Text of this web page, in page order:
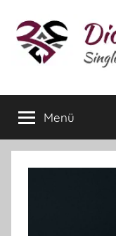
Inhalt
springen
Tattoo-
Magazin
SinglesMenü